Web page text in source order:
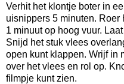
Verhit het klontje boter in
uisnippers 5 minuten. Roer
1 minuut op hoog vuur.
Snijd het stuk vlees
open kunt klappen. Wrijf in
over het vlees en rol op.
filmpje kunt zien.